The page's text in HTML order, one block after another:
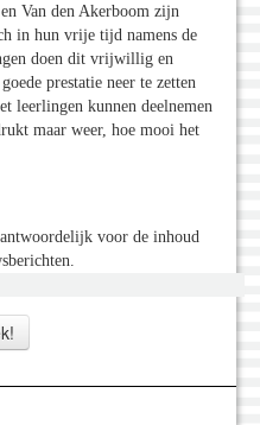
Van den Akerboom zijn
in hun vrije tijd namens de
doen dit vrijwillig en
prestatie neer te zetten
leerlingen kunnen deelnemen
maar weer, hoe mooi het
voor de inhoud